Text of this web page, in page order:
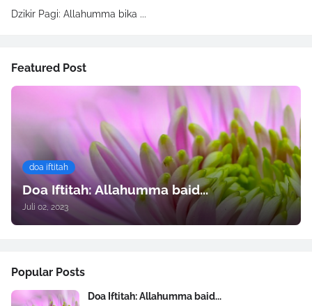
Dzikir Pagi: Allahumma bika ...
Featured Post
doa iftitah
Doa Iftitah: Allahumma baid...
Juli 02, 2023
Popular Posts
Doa Iftitah: Allahumma baid...